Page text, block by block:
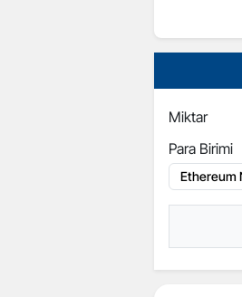
Miktar
Para Birimi